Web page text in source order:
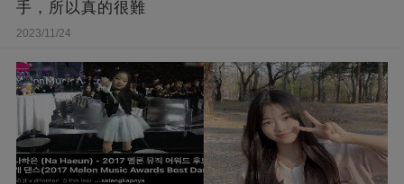
手，所以真的很難
2023/11/24